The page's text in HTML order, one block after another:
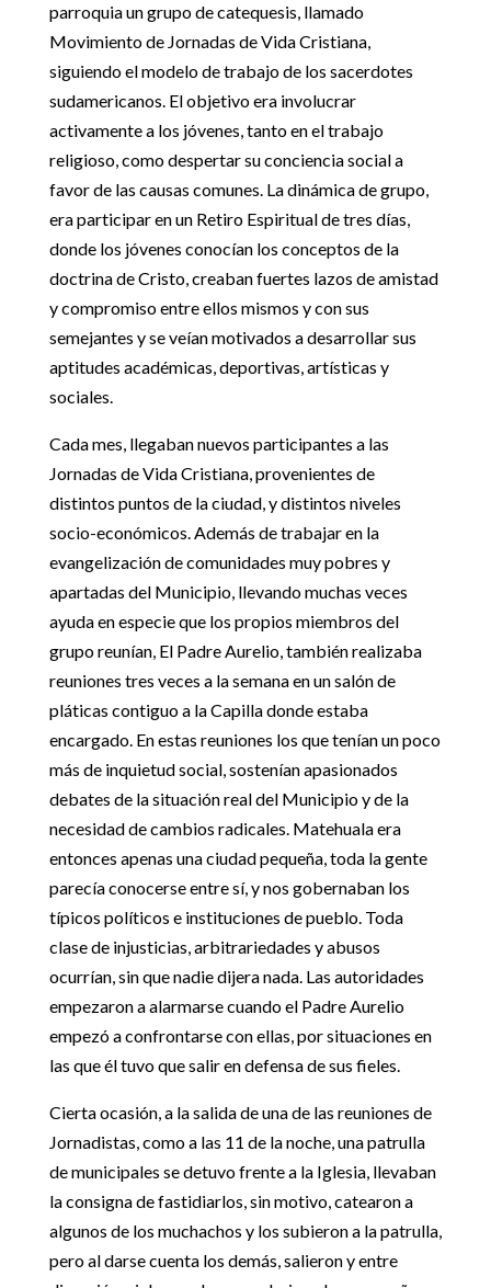
parroquia un grupo de catequesis, llamado
Movimiento de Jornadas de Vida Cristiana,
siguiendo el modelo de trabajo de los sacerdotes
sudamericanos. El objetivo era involucrar
activamente a los jóvenes, tanto en el trabajo
religioso, como despertar su conciencia social a
favor de las causas comunes. La dinámica de grupo,
era participar en un Retiro Espiritual de tres días,
donde los jóvenes conocían los conceptos de la
doctrina de Cristo, creaban fuertes lazos de amistad
y compromiso entre ellos mismos y con sus
semejantes y se veían motivados a desarrollar sus
aptitudes académicas, deportivas, artísticas y
sociales.
Cada mes, llegaban nuevos participantes a las
Jornadas de Vida Cristiana, provenientes de
distintos puntos de la ciudad, y distintos niveles
socio-económicos. Además de trabajar en la
evangelización de comunidades muy pobres y
apartadas del Municipio, llevando muchas veces
ayuda en especie que los propios miembros del
grupo reunían, El Padre Aurelio, también realizaba
reuniones tres veces a la semana en un salón de
pláticas contiguo a la Capilla donde estaba
encargado. En estas reuniones los que tenían un poco
más de inquietud social, sostenían apasionados
debates de la situación real del Municipio y de la
necesidad de cambios radicales. Matehuala era
entonces apenas una ciudad pequeña, toda la gente
parecía conocerse entre sí, y nos gobernaban los
típicos políticos e instituciones de pueblo. Toda
clase de injusticias, arbitrariedades y abusos
ocurrían, sin que nadie dijera nada. Las autoridades
empezaron a alarmarse cuando el Padre Aurelio
empezó a confrontarse con ellas, por situaciones en
las que él tuvo que salir en defensa de sus fieles.
Cierta ocasión, a la salida de una de las reuniones de
Jornadistas, como a las 11 de la noche, una patrulla
de municipales se detuvo frente a la Iglesia, llevaban
la consigna de fastidiarlos, sin motivo, catearon a
algunos de los muchachos y los subieron a la patrulla,
pero al darse cuenta los demás, salieron y entre